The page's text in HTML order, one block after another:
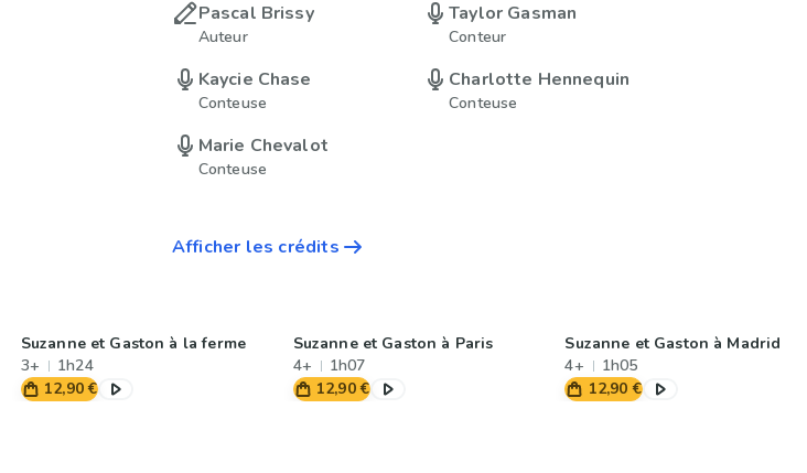
Pascal Brissy
Auteur
Taylor Gasman
Conteur
Kaycie Chase
Conteuse
Charlotte Hennequin
Conteuse
Marie Chevalot
Conteuse
Afficher les crédits
Suzanne et Gaston à la ferme
3+
1h24
12,90 €
Suzanne et Gaston à Paris
4+
1h07
12,90 €
Suzanne et Gaston à Madrid
4+
1h05
12,90 €